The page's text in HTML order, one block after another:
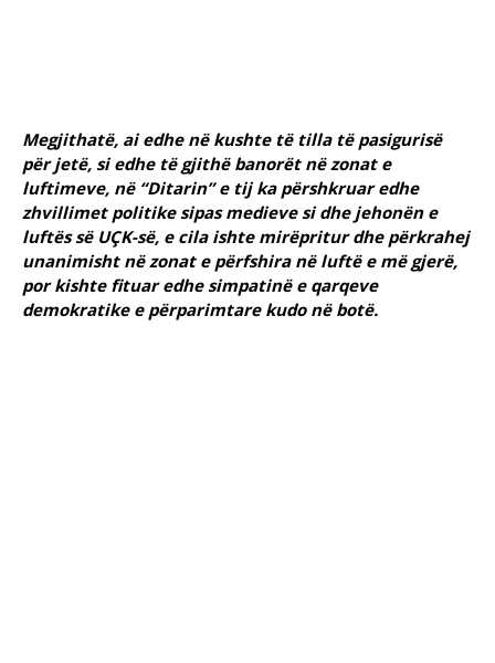
Megjithatë, ai edhe në kushte të tilla të pasigurisë
për jetë, si edhe të gjithë banorët në zonat e
luftimeve, në “Ditarin” e tij ka përshkruar edhe
zhvillimet politike sipas medieve si dhe jehonën e
luftës së UÇK-së, e cila ishte mirëpritur dhe përkrahej
unanimisht në zonat e përfshira në luftë e më gjerë,
por kishte fituar edhe simpatinë e qarqeve
demokratike e përparimtare kudo në botë.